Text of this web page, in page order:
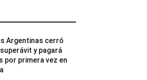
Argentinas cerró
y pagará
por primera vez en